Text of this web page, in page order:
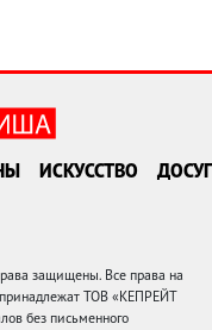
ИСКУССТВО ДОСУГ
защищены. Все права на
ТОВ «КЕПРЕЙТ
без письменного